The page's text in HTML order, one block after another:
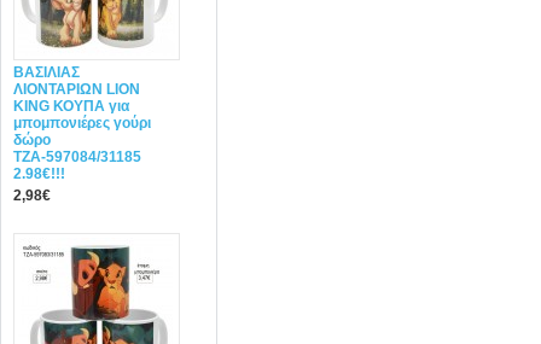
ΒΑΣΙΛΙΑΣ
ΛΙΟΝΤΑΡΙΩΝ LION
KING ΚΟΥΠΑ για
μπομπονιέρες γούρι
δώρο
ΤΖΑ-597084/31185
2.98€!!!
2,98€